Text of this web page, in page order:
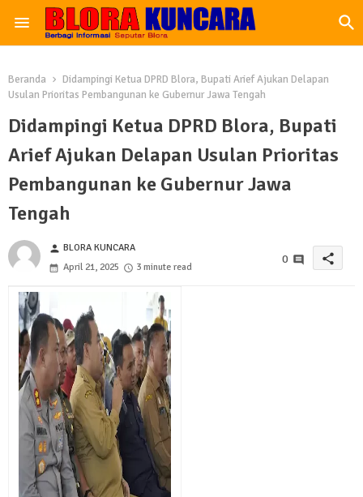
Beranda
Didampingi Ketua DPRD Blora, Bupati Arief Ajukan Delapan
Usulan Prioritas Pembangunan ke Gubernur Jawa Tengah
Didampingi Ketua DPRD Blora, Bupati
Arief Ajukan Delapan Usulan Prioritas
Pembangunan ke Gubernur Jawa
Tengah
person BLORA KUNCARA
April 21, 2025
3 minute read
0 share